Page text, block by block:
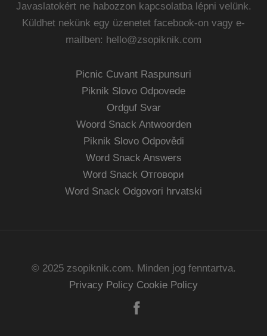
Javaslatokért ne habozzon kapcsolatba lépni velünk.
Küldhet nekünk egy üzenetet facebook-on vagy e-
mailben: hello@zsopiknik.com
Picnic Cuvant Raspunsuri
Piknik Slovo Odpovede
Ordguf Svar
Woord Snack Antwoorden
Piknik Slovo Odpovědi
Word Snack Answers
Word Snack Отговори
Word Snack Odgovori hrvatski
© 2025 zsopiknik.com. Minden jog fenntartva.
Privacy Policy Cookie Policy